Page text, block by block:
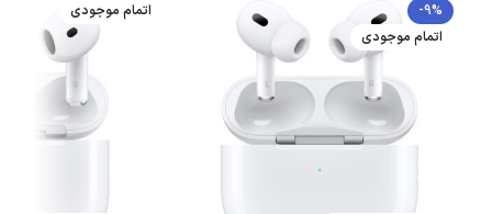
-9%
اتمام موجودی
اتمام موجودی